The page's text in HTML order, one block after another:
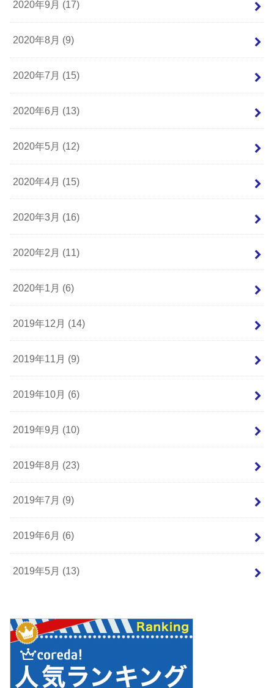
2020年9月 (17)
2020年8月 (9)
2020年7月 (15)
2020年6月 (13)
2020年5月 (12)
2020年4月 (15)
2020年3月 (16)
2020年2月 (11)
2020年1月 (6)
2019年12月 (14)
2019年11月 (9)
2019年10月 (6)
2019年9月 (10)
2019年8月 (23)
2019年7月 (9)
2019年6月 (6)
2019年5月 (13)